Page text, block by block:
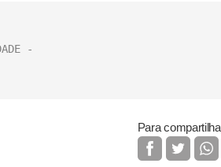
Para